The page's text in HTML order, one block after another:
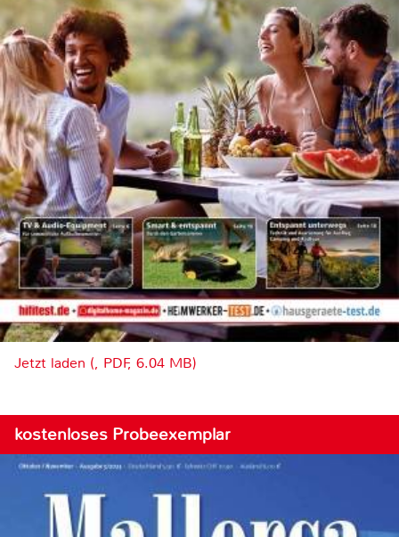
Jetzt laden (, PDF, 6.04 MB)
kostenloses Probeexemplar